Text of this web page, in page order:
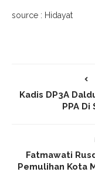
source : Hidayat
Kadis DP3A
PPA
Fatmawati
Pemulihan Kota